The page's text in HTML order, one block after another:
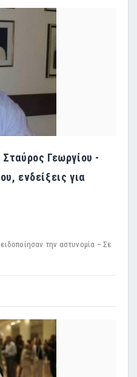
Γεωργίου -
ενδείξεις για
την αστυνομία – Σε